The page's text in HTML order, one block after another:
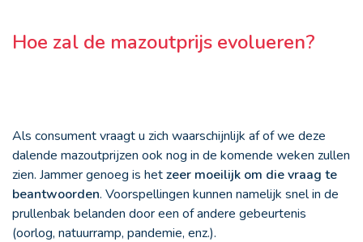
Hoe zal de mazoutprijs evolueren?
Als consument vraagt u zich waarschijnlijk af of we deze
dalende mazoutprijzen ook nog in de komende weken zullen
zien. Jammer genoeg is hetzeer moeilijk om die vraag te
beantwoorden. Voorspellingen kunnen namelijk snel in de
prullenbak belanden door een of andere gebeurtenis
(oorlog, natuurramp, pandemie, enz.).